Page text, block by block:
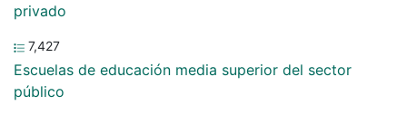
privado
7,427
Escuelas de educación media superior del sector
público